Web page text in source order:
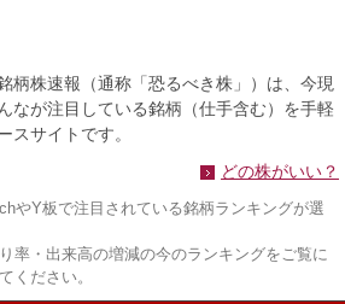
柄株速報（通称「恐るべき株」）は、今現
なが注目している銘柄（仕手含む）を手軽
スサイトです。
どの株がいい？
やY板で注目されている銘柄ランキングが選
率・出来高の増減の今のランキングをご覧に
ください。